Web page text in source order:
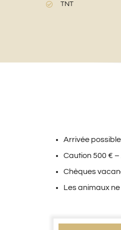
TNT
Arrivée
Caution 500 €
Chèques
Les animaux